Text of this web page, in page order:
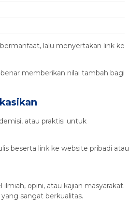
lalu menyertakan link ke
memberikan nilai tambah bagi
atau praktisi untuk
beserta link ke website pribadi atau
opini, atau kajian masyarakat.
sangat berkualitas.